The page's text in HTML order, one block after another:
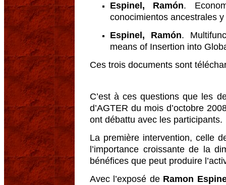
Espinel, Ramón.
conocimientos ancestrales
Espinel, Ramón.
means of Insertion into
Ces trois documents sont
C’est à ces questions que les
d’AGTER du mois d’octobre
ont débattu avec les participants.
La première intervention, celle
l’importance croissante de la
bénéfices que peut produire
Avec l’exposé de Ramon